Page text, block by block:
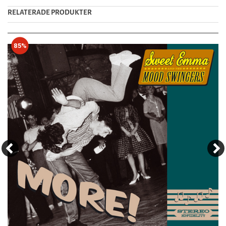
RELATERADE PRODUKTER
85%